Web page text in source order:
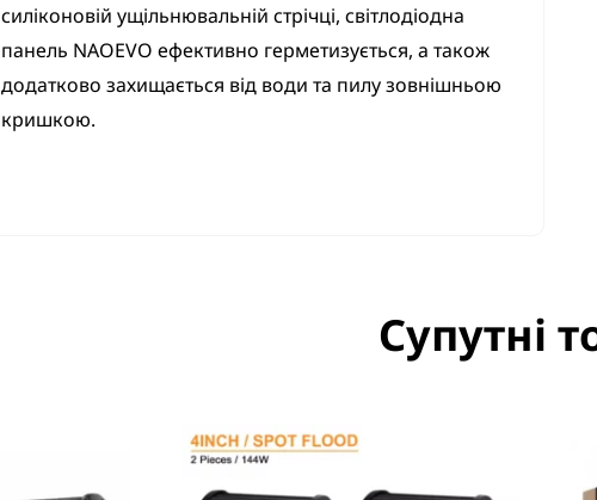
силіконовій ущільнювальній стрічці, світлодіодна
панель NAOEVO ефективно герметизується, а також
додатково захищається від води та пилу зовнішньою
кришкою.
Супутні